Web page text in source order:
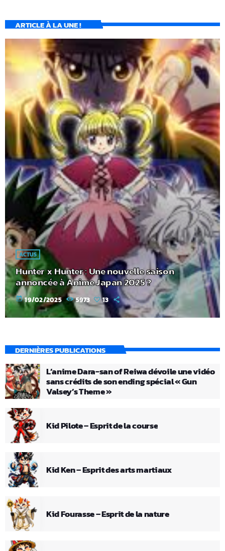
ARTICLE À LA UNE !
ACTUS
Hunter x Hunter : Une nouvelle saison
annoncée à Anime Japan 2025 ?
today 19/02/2025 5973 13
DERNIÈRES PUBLICATIONS
L’anime Dara-san of Reiwa dévoile une vidéo
sans crédits de son ending spécial « Gun
Valsey’s Theme »
Kid Pilote – Esprit de la course
Kid Ken – Esprit des arts martiaux
Kid Fourasse – Esprit de la nature